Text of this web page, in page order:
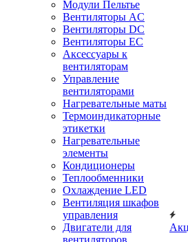
Модули Пельтье
Вентиляторы AC
Вентиляторы DC
Вентиляторы EC
Аксессуары к
вентиляторам
Управление
вентиляторами
Нагревательные маты
Термоиндикаторные
этикетки
Нагревательные
элементы
Кондиционеры
Теплообменники
Охлаждение LED
Вентиляция шкафов
управления
Двигатели для
вентиляторов